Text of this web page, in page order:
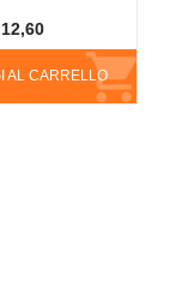
AL CARRELLO
12,60